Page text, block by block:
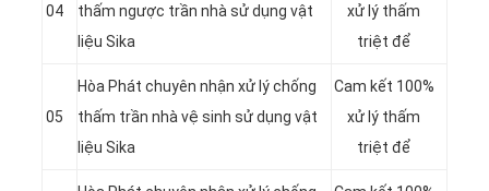
04
thấm ngược trần nhà sử dụng vật
liệu Sika
xử lý thấm
triệt để
05
Hòa Phát chuyên nhận xử lý chống
thấm trần nhà vệ sinh sử dụng vật
liệu Sika
Cam kết 100%
xử lý thấm
triệt để